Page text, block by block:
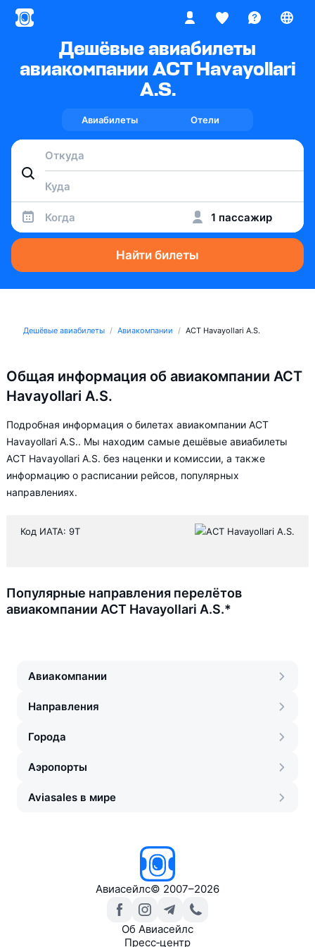
Дешёвые авиабилеты
авиакомпании ACT Havayollari
A.S.
Авиабилеты Отели
Когда 1 пассажир
Найти билеты
Дешёвые авиабилеты Авиакомпании ACT Havayollari A.S.
Общая информация об авиакомпании ACT
Havayollari A.S.
Подробная информация о билетах авиакомпании ACT
Havayollari A.S.. Мы находим самые дешёвые авиабилеты
ACT Havayollari A.S. без наценки и комиссии, а также
информацию о расписании рейсов, популярных
направлениях.
Код ИАТА: 9T
Популярные направления перелётов
авиакомпании ACT Havayollari A.S.*
Авиакомпании
Направления
Города
Аэропорты
Aviasales в мире
Авиасейлс© 2007–2026
Об Авиасейлс
Пресс‑центр